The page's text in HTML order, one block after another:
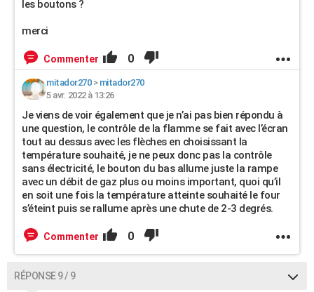
les boutons ?
merci
Commenter 0
mitador270> mitador270
5 avr. 2022 à 13:26
Je viens de voir également que je n’ai pas bien répondu à
une question, le contrôle de la flamme se fait avec l’écran
tout au dessus avec les flèches en choisissant la
température souhaité, je ne peux donc pas la contrôle
sans électricité, le bouton du bas allume juste la rampe
avec un débit de gaz plus ou moins important, quoi qu’il
en soit une fois la température atteinte souhaité le four
s’éteint puis se rallume après une chute de 2-3 degrés.
Commenter 0
RÉPONSE 9 / 9